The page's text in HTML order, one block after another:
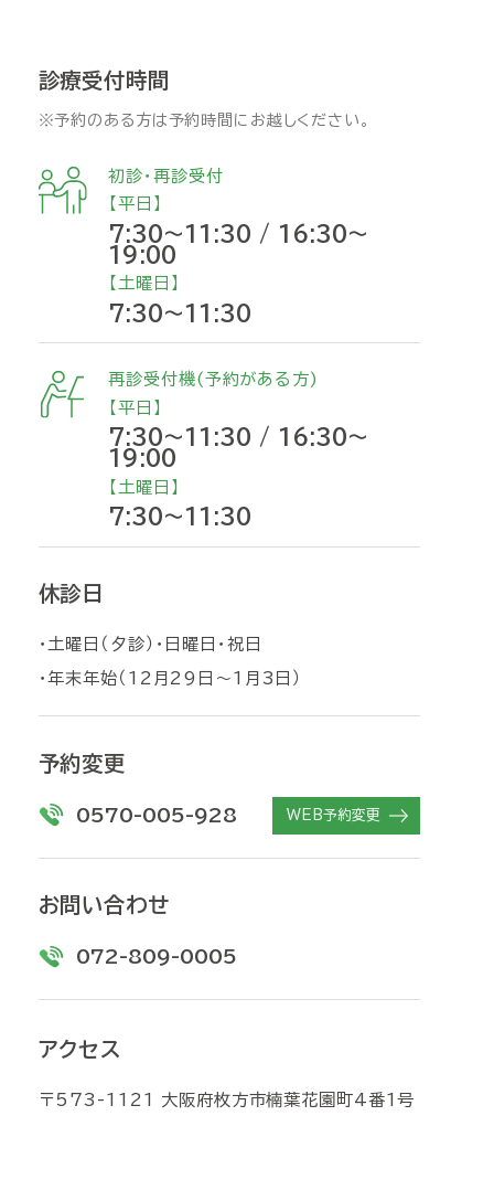
診療受付時間
※予約のある方は予約時間にお越しください。
初診・再診受付
【平日】
7:30～11:30 / 16:30～
19:00
【土曜日】
7:30～11:30
再診受付機(予約がある方)
【平日】
7:30～11:30 / 16:30～
19:00
【土曜日】
7:30～11:30
休診日
・土曜日（夕診）・日曜日・祝日
・年末年始（12月29日〜1月3日）
予約変更
0570-005-928 WEB予約変更
お問い合わせ
072-809-0005
アクセス
〒573-1121 大阪府枚方市楠葉花園町4番1号